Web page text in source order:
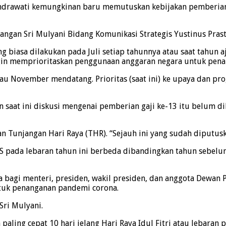
kemungkinan baru memutuskan kebijakan
Sri Mulyani Bidang Komunikasi Strategis Yustinus
biasa dilakukan pada Juli setiap tahunnya atau saat tahun
memprioritaskan penggunaan anggaran negara untuk
November mendatang. Prioritas (saat ini) ke upaya dan
ini diskusi mengenai pemberian gaji ke-13 itu belum
Hari Raya (THR). “Sejauh ini yang sudah
pada lebaran tahun ini berbeda dibandingkan tahun
menteri, presiden, wakil presiden, dan anggota Dewan
penanganan pandemi corona.
Mulyani.
cepat 10 hari jelang Hari Raya Idul Fitri atau lebaran